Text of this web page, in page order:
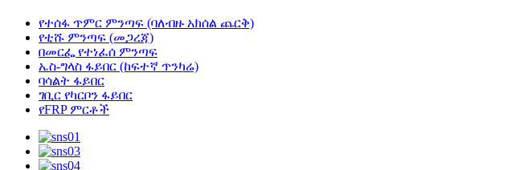
የተሰፋ ጥምር ምንጣፍ (ባለብዙ አክሰል ጨርቅ)
የቲሹ ምንጣፍ (መጋረጃ)
በመርፌ የተነፈሰ ምንጣፍ
ኤስ-ግላስ ፋይበር (ከፍተኛ ጥንካሬ)
ባሳልት ፋይበር
ገቢር የካርቦን ፋይበር
የFRP ምርቶች